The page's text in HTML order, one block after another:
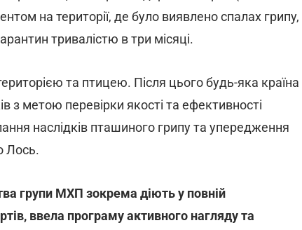
на території, де було виявлено спалах грипу,
тривалістю в три місяці.
та птицею. Після цього будь-яка країна
з метою перевірки якості та ефективності
наслідків пташиного грипу та упередження
Лось.
групи МХП зокрема діють у повній
ввела програму активного нагляду та